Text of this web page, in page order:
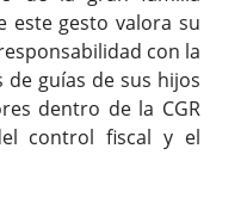
este gesto valora su
con la
guías de sus hijos
dentro de la CGR
control fiscal y el